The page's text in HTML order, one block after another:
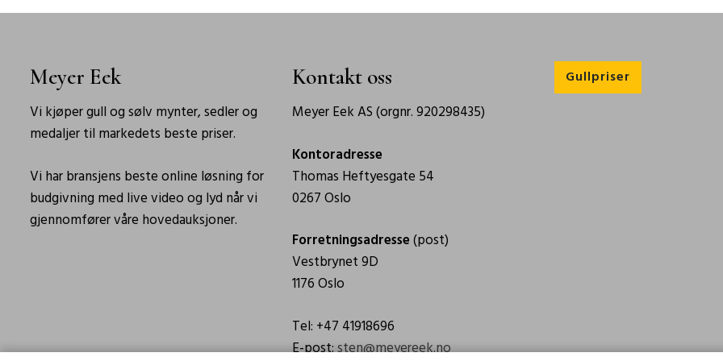
Meyer Eek
Vi kjøper gull og sølv mynter, sedler og
medaljer til markedets beste priser.
Vi har bransjens beste online løsning for
budgivning med live video og lyd når vi
gjennomfører våre hovedauksjoner.
Kontakt oss
Meyer Eek AS (orgnr. 920298435)
Kontoradresse
Thomas Heftyesgate 54
0267 Oslo
Forretningsadresse(post)
Vestbrynet 9D
1176 Oslo
Tel: +47 41918696
E-post:sten@meyereek.no
Gullpriser